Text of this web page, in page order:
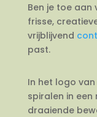
Ben je toe aan
frisse,
vrijblijvend
past.
In het logo van
spiralen in
draaiende